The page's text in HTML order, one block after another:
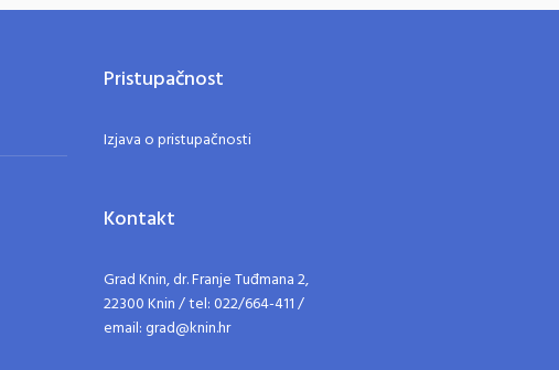
Pristupačnost
Izjava o pristupačnosti
Kontakt
Grad Knin, dr. Franje Tuđmana 2,
22300 Knin / tel: 022/664-411 /
email: grad@knin.hr